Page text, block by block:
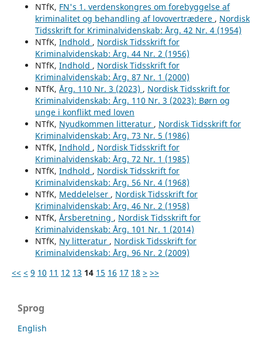
NTfK, FN's 1. verdenskongres om forebyggelse af
kriminalitet og behandling af lovovertrædere , Nordisk
Tidsskrift for Kriminalvidenskab: Årg. 42 Nr. 4 (1954)
NTfK, Indhold , Nordisk Tidsskrift for
Kriminalvidenskab: Årg. 44 Nr. 2 (1956)
NTfK, Indhold , Nordisk Tidsskrift for
Kriminalvidenskab: Årg. 87 Nr. 1 (2000)
NTfK, Årg. 110 Nr. 3 (2023) , Nordisk Tidsskrift for
Kriminalvidenskab: Årg. 110 Nr. 3 (2023): Børn og
unge i konflikt med loven
NTfK, Nyudkommen litteratur , Nordisk Tidsskrift for
Kriminalvidenskab: Årg. 73 Nr. 5 (1986)
NTfK, Indhold , Nordisk Tidsskrift for
Kriminalvidenskab: Årg. 72 Nr. 1 (1985)
NTfK, Indhold , Nordisk Tidsskrift for
Kriminalvidenskab: Årg. 56 Nr. 4 (1968)
NTfK, Meddelelser , Nordisk Tidsskrift for
Kriminalvidenskab: Årg. 46 Nr. 2 (1958)
NTfK, Årsberetning , Nordisk Tidsskrift for
Kriminalvidenskab: Årg. 101 Nr. 1 (2014)
NTfK, Ny litteratur , Nordisk Tidsskrift for
Kriminalvidenskab: Årg. 96 Nr. 2 (2009)
<< < 9 10 11 12 13 14 15 16 17 18 > >>
Sprog
English